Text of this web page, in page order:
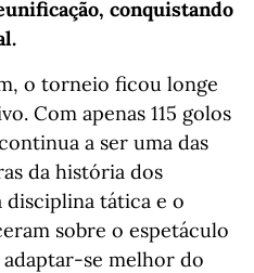
conquistando
o torneio ficou longe
Com apenas 115 golos
a ser uma das
da história dos
disciplina tática e o
sobre o espetáculo
adaptar-se melhor do